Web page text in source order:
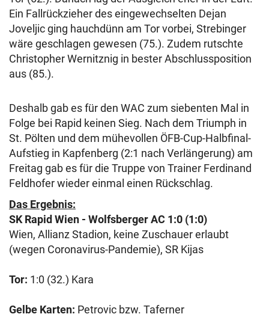
Ein Fallrückzieher des eingewechselten Dejan
Joveljic ging hauchdünn am Tor vorbei, Strebinger
wäre geschlagen gewesen (75.). Zudem rutschte
Christopher Wernitznig in bester Abschlussposition
aus (85.).
Deshalb gab es für den WAC zum siebenten Mal in
Folge bei Rapid keinen Sieg. Nach dem Triumph in
St. Pölten und dem mühevollen ÖFB-Cup-Halbfinal-
Aufstieg in Kapfenberg (2:1 nach Verlängerung) am
Freitag gab es für die Truppe von Trainer Ferdinand
Feldhofer wieder einmal einen Rückschlag.
Das Ergebnis:
SK Rapid Wien - Wolfsberger AC 1:0 (1:0)
Wien, Allianz Stadion, keine Zuschauer erlaubt
(wegen Coronavirus-Pandemie), SR Kijas
Tor: 1:0 (32.) Kara
Gelbe Karten: Petrovic bzw. Taferner